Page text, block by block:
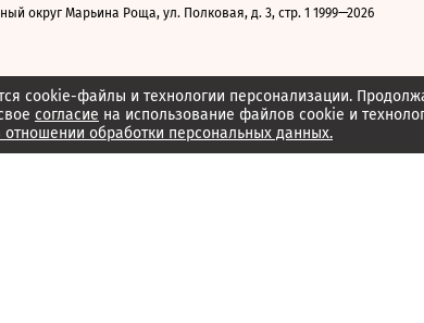
cookie-файлы и технологии персонализации.
согласие на использование файлов cookie и
отношении обработки персональных данных.
округ Марьина Роща, ул. Полковая, д. 3, стр. 1 1999—2026